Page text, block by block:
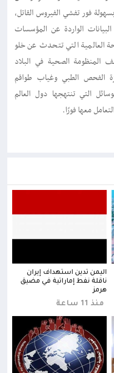
فور تفشي الفيروس القاتل،
الواردة عن المؤسسات
العالمية التي تتحدث عن خلو
المنظومة الصحية في البلاد
الفحص الطبي وغياب طواقم
التي تنتهجها دول العالم
معها فورًا.
اليمن تدين استهداف إيران
ناقلة نفط إماراتية في مضيق
هرمز
منذ 11 ساعة